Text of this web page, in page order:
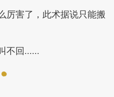
厉害了，此术据说只能搬
不回......